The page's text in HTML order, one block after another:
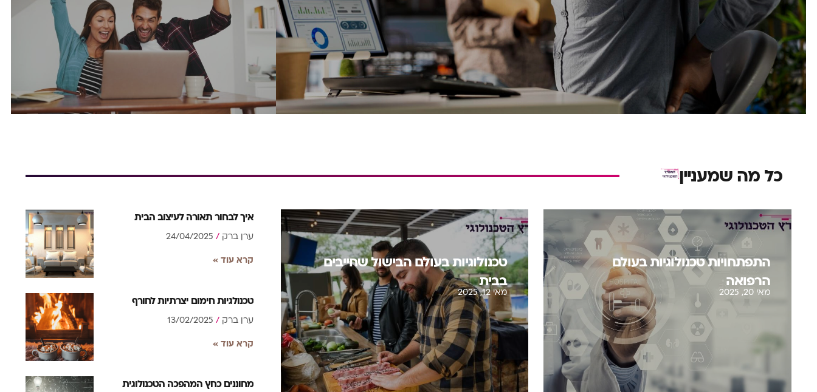
כל מה שמעניין
התפתחויות טכנולוגיות בעולם
הרפואה
מאי 20, 2025
טכנולוגיות בעולם הבישול שחייבים
בבית
מאי 12, 2025
איך לבחור תאורה לעיצוב הבית
ערן ברק
קרא עוד »
טכנולגיות חימום יצרתיות לחורף
ערן ברק
קרא עוד »
מחוננים כחץ המהפכה הטכנולוגית